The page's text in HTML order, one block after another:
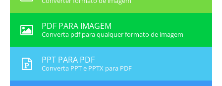
PDF PARA IMAGEM
Converta pdf para qualquer formato de imagem
PPT PARA PDF
Converta PPT e PPTX para PDF